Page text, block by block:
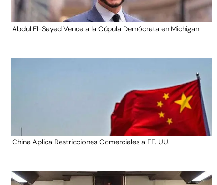
Abdul El-Sayed Vence a la Cúpula Demócrata en Michigan
China Aplica Restricciones Comerciales a EE. UU.